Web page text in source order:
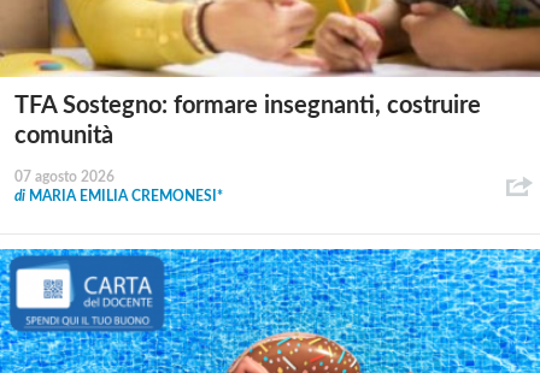
TFA Sostegno: formare insegnanti, costruire
comunità
07 agosto 2026
di MARIA EMILIA CREMONESI*